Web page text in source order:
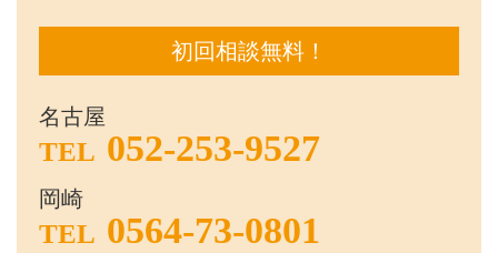
初回相談無料！
名古屋
TEL 052-253-9527
岡崎
TEL 0564-73-0801